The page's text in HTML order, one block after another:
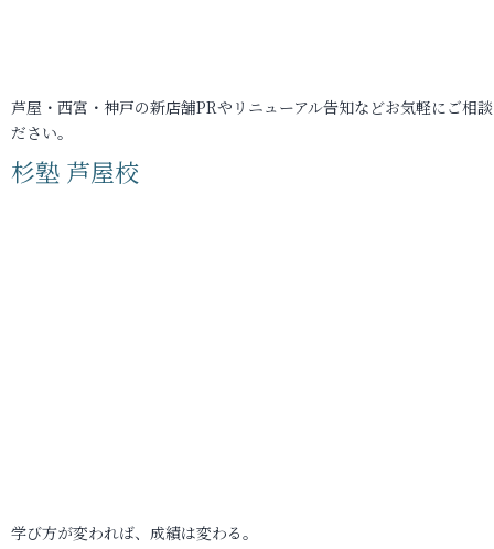
芦屋・西宮・神戸の新店舗PRやリニューアル告知などお気軽にご相
ださい。
杉塾 芦屋校
学び方が変われば、成績は変わる。